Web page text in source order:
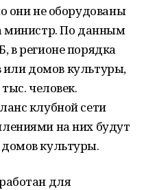
они не оборудованы
министр. По данным
в регионе порядка
или домов культуры,
человек.
клубной сети
на них будут
культуры.
для